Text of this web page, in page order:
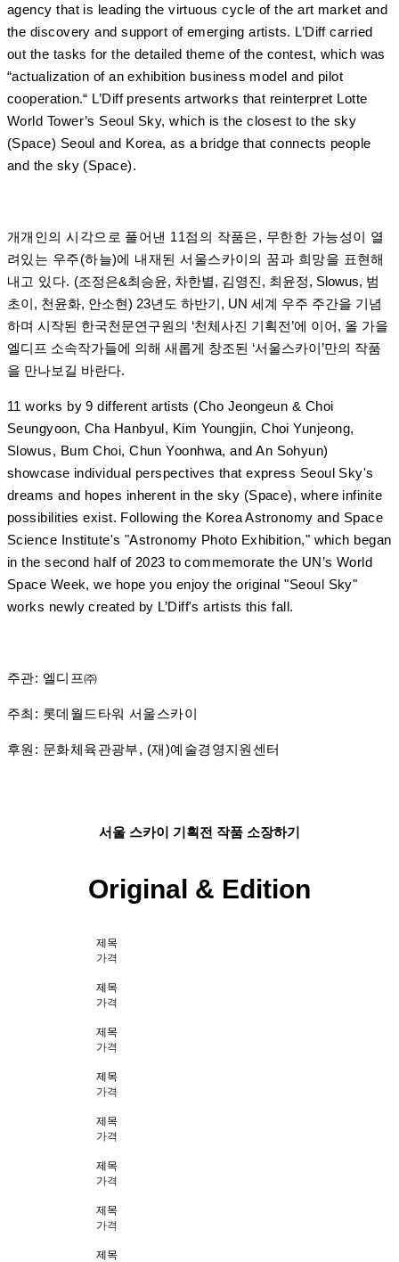
agency that is leading the virtuous cycle of the art market and
the discovery and support of emerging artists. L’Diff carried
out the tasks for the detailed theme of the contest, which was
“actualization of an exhibition business model and pilot
cooperation.“ L’Diff presents artworks that reinterpret Lotte
World Tower’s Seoul Sky, which is the closest to the sky
(Space) Seoul and Korea, as a bridge that connects people
and the sky (Space).
개개인의 시각으로 풀어낸 11점의 작품은, 무한한 가능성이 열
려있는 우주(하늘)에 내재된 서울스카이의 꿈과 희망을 표현해
내고 있다. (조정은&최승윤, 차한별, 김영진, 최윤정, Slowus, 범
초이, 천윤화, 안소현) 23년도 하반기, UN 세계 우주 주간을 기념
하며 시작된 한국천문연구원의 ‘천체사진 기획전’에 이어, 올 가을
엘디프 소속작가들에 의해 새롭게 창조된 ‘서울스카이’만의 작품
을 만나보길 바란다.
11 works by 9 different artists (Cho Jeongeun & Choi
Seungyoon, Cha Hanbyul, Kim Youngjin, Choi Yunjeong,
Slowus, Bum Choi, Chun Yoonhwa, and An Sohyun)
showcase individual perspectives that express Seoul Sky's
dreams and hopes inherent in the sky (Space), where infinite
possibilities exist. Following the Korea Astronomy and Space
Science Institute's "Astronomy Photo Exhibition," which began
in the second half of 2023 to commemorate the UN’s World
Space Week, we hope you enjoy the original "Seoul Sky"
works newly created by L’Diff's artists this fall.
주관: 엘디프㈜
주최: 롯데월드타워 서울스카이
후원: 문화체육관광부, (재)예술경영지원센터
서울 스카이 기획전 작품 소장하기
Original & Edition
제목
가격
제목
가격
제목
가격
제목
가격
제목
가격
제목
가격
제목
가격
제목